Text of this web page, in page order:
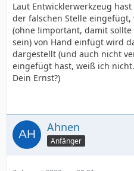
Laut Entwicklerwerkzeug
der falschen Stelle
(ohne !important, damit
sein) von Hand einfügt wird
dargestellt (und auch nicht
eingefügt hast, weiß ich nicht.
Dein Ernst?)
Ahnen
Anfänger